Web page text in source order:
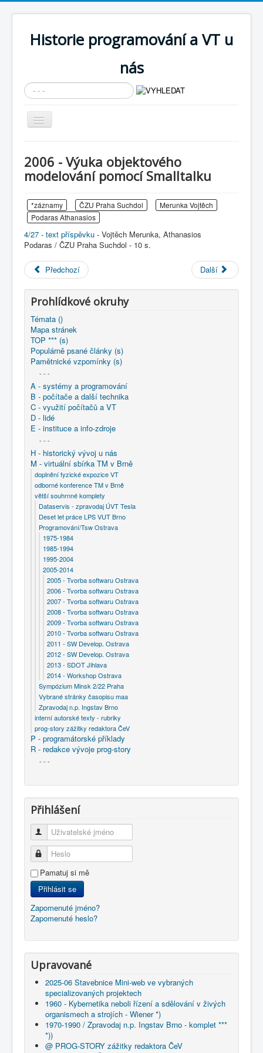
Historie programování a VT u
nás
Vyhledávání...
Přepnout
navigaci
Cíle expozice
Současnost SW a IT
Historické počítače
COBOL
O nás
Úvod
větší souhrnné komplety
Programování/Tsw Ostrava
2006 - Tvorba softwaru Ostrava
2006 - Výuka objektového modelování pomocí Smalltalku
2006 - Výuka objektového
modelování pomocí Smalltalku
*záznamy ČZU Praha Suchdol
Merunka Vojtěch
Podaras Athanasios
4/27 - text příspěvku - Vojtěch Merunka, Athanasios
Podaras / ČZU Praha Suchdol - 10 s.
Předchozí Další
Prohlídkové okruhy
Témata ()
Mapa stránek
TOP *** (s)
Populárně psané články (s)
Pamětnické vzpomínky (s)
- - -
A - systémy a programování
B - počítače a další technika
C - využití počítačů a VT
D - lidé
E - instituce a info-zdroje
- - -
H - historický vývoj u nás
M - virtuální sbírka TM v Brně
doplnění fyzické expozice VT
odborné konference TM v Brně
větší souhrnné komplety
Dataservis - zpravodaj ÚVT Tesla
Deset let práce LPS VUT Brno
Programování/Tsw Ostrava
1975-1984
1985-1994
1995-2004
2005-2014
2005 - Tvorba softwaru Ostrava
2006 - Tvorba softwaru Ostrava
2007 - Tvorba softwaru Ostrava
2008 - Tvorba softwaru Ostrava
2009 - Tvorba softwaru Ostrava
2010 - Tvorba softwaru Ostrava
2011 - SW Develop. Ostrava
2012 - SW Develop. Ostrava
2013 - SDOT Jihlava
2014 - Workshop Ostrava
Sympózium Minsk 2/22 Praha
Vybrané stránky časopisu maa
Zpravodaj n.p. Ingstav Brno
interní autorské texty - rubriky
prog-story zážitky redaktora ČeV
P - programátorské příklady
R - redakce vývoje prog-story
- - -
Přihlášení
Uživatelské jméno
Heslo
Pamatuj si mě
Přihlásit se
Zapomenuté jméno?
Zapomenuté heslo?
Upravované
2025-06 Stavebnice Mini-web ve vybraných
specializovaných projektech
1960 - Kybernetika neboli řízení a sdělování v živých
organismech a strojích - Wiener *)
1970-1990 / Zpravodaj n.p. Ingstav Brno - komplet ***
*))
@ PROG-STORY zážitky redaktora ČeV